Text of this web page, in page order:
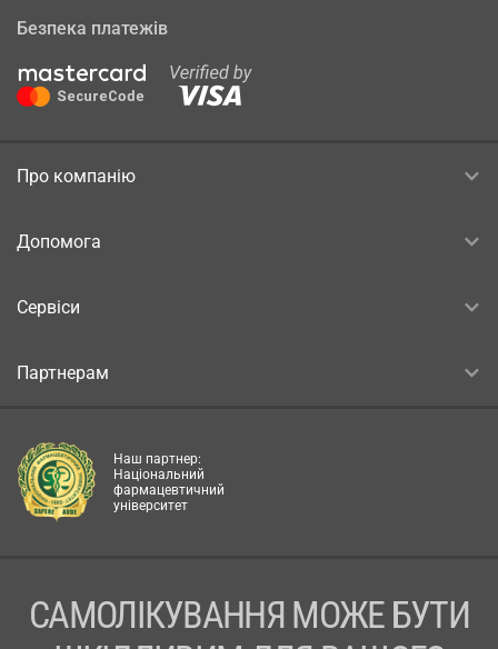
Безпека платежів
Про компанію
Допомога
Сервіси
Партнерам
Наш партнер:
Національний
фармацевтичний
університет
САМОЛІКУВАННЯ МОЖЕ БУТИ